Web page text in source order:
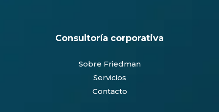
Consultoría corporativa
Sobre Friedman
Servicios
Contacto